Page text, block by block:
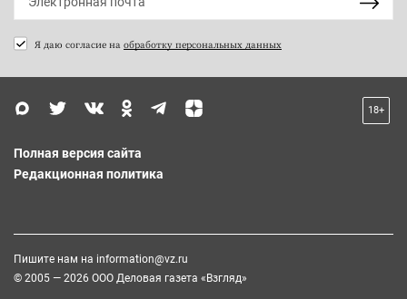
Я даю согласие на обработку персональных данных
18+
Полная версия сайта
Редакционная политика
Пишите нам на information@vz.ru
© 2005 — 2026 ООО Деловая газета «Взгляд»